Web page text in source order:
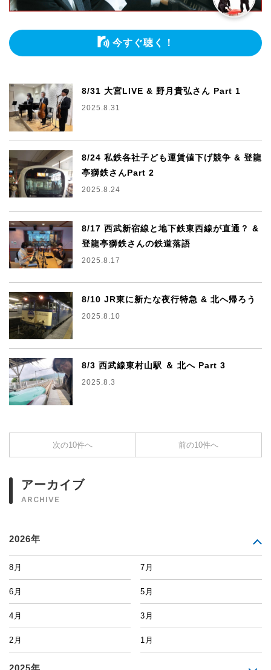
今すぐ聴く！
8/31 大宮LIVE & 野月貴弘さん Part 1
2025.8.31
8/24 私鉄各社子ども運賃値下げ競争 & 登龍
亭獅鉄さんPart 2
2025.8.24
8/17 西武新宿線と地下鉄東西線が直通？ &
登龍亭獅鉄さんの鉄道落語
2025.8.17
8/10 JR東に新たな夜行特急 & 北へ帰ろう
2025.8.10
8/3 西武線東村山駅 ＆ 北へ Part 3
2025.8.3
次の10件へ 前の10件へ
アーカイブ
ARCHIVE
2026年
8月 7月
6月 5月
4月 3月
2月 1月